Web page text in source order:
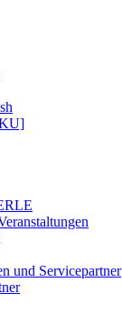
und Servicepartner